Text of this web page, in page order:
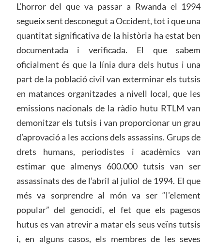
L’horror del que va passar a Rwanda el 1994
segueix sent desconegut a Occident, tot i que una
quantitat significativa de la història ha estat ben
documentada i verificada. El que sabem
oficialment és que la línia dura dels hutus i una
part de la població civil van exterminar els tutsis
en matances organitzades a nivell local, que les
emissions nacionals de la ràdio hutu RTLM van
demonitzar els tutsis i van proporcionar un grau
d’aprovació a les accions dels assassins. Grups de
drets humans, periodistes i acadèmics van
estimar que almenys 600.000 tutsis van ser
assassinats des de l’abril al juliol de 1994. El que
més va sorprendre al món va ser “l’element
popular” del genocidi, el fet que els pagesos
hutus es van atrevir a matar els seus veïns tutsis
i, en alguns casos, els membres de les seves